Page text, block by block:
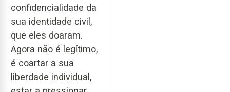
confidencialidade da
sua identidade civil,
que eles doaram.
Agora não é legítimo,
é coartar a sua
liberdade individual,